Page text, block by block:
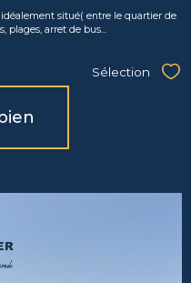
situé( entre le quartier de
plages, arret de bus...
Sélection